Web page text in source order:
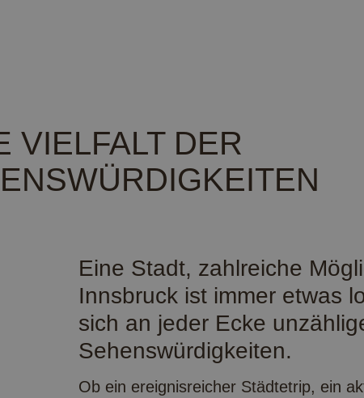
VIELFALT DER
Eine Stadt, zahlreiche
Innsbruck ist immer etwas
sich an jeder Ecke
Sehenswürdigkeiten.
Ob ein ereignisreicher Städtetrip, ein